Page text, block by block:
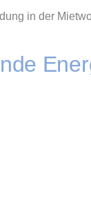
in der